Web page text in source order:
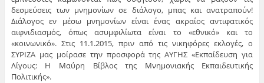
δεσμεύσεις των μνημονίων σε διάλογο, μπας και ανατραπούν!
Διάλογος εν μέσω μνημονίων είναι ένας ακραίος αντιφατικός
αιφνιδιασμός, όπως ασυμφιλίωτα είναι το «εθνικό» και το
«κοινωνικό». Στις 11.1.2015, πριν από τις νικηφόρες εκλογές, ο
ΣΥΡΙΖΑ μας μοίρασε την προσφορά της ΑΥΓΗΣ «Εκπαίδευση για
Λίγους: Η Μαύρη Βίβλος της Μνημονιακής Εκπαιδευτικής
Πολιτικής».